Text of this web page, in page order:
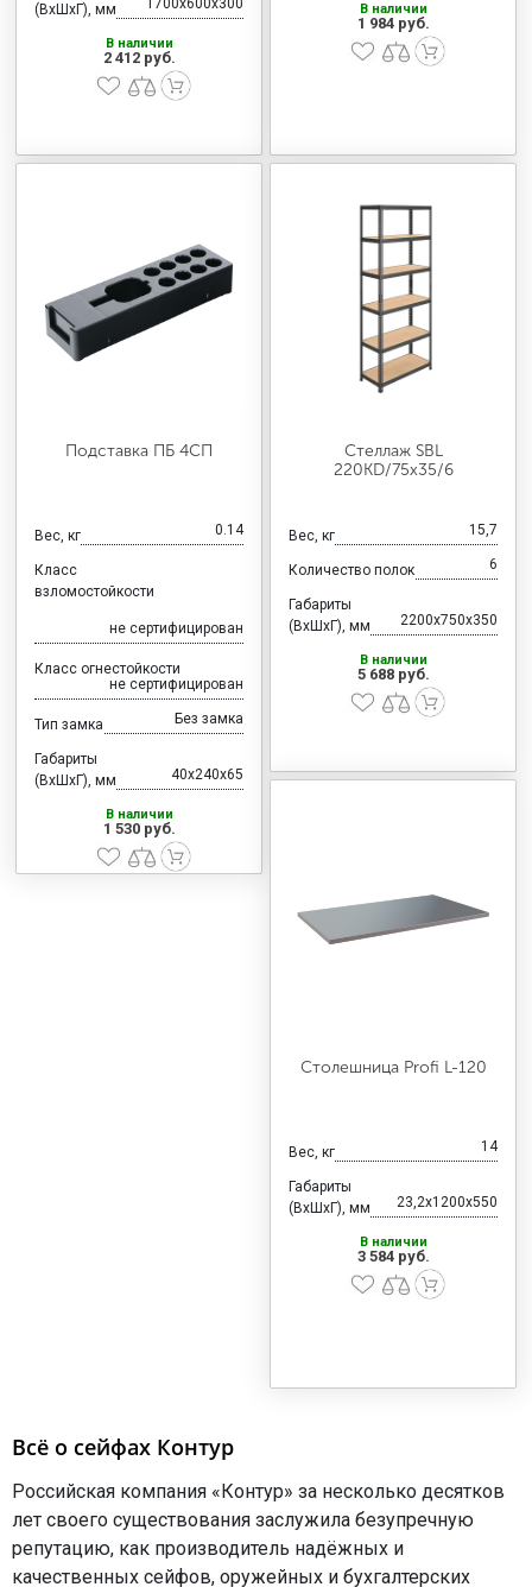
(ВхШхГ), мм 1700x600x300
В наличии
2 412 руб.
В наличии
1 984 руб.
Подставка ПБ 4СП
Вес, кг 0.14
Класс
взломостойкости
не сертифицирован
Класс огнестойкости
не сертифицирован
Тип замка Без замка
Габариты
(ВхШхГ), мм
40x240x65
В наличии
1 530 руб.
Стеллаж SBL
220KD/75x35/6
Вес, кг 15,7
Количество полок 6
Габариты
(ВхШхГ), мм
2200x750x350
В наличии
5 688 руб.
Столешница Profi L-120
Вес, кг 14
Габариты
(ВхШхГ), мм
23,2x1200x550
В наличии
3 584 руб.
Всё о сейфах Контур
Российская компания «Контур» за несколько десятков
лет своего существования заслужила безупречную
репутацию, как производитель надёжных и
качественных сейфов, оружейных и бухгалтерских